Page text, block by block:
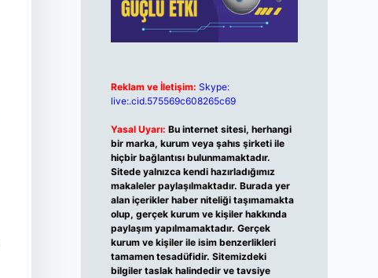
Reklam ve İletişim: Skype:
live:.cid.575569c608265c69
Yasal Uyarı: Bu internet sitesi, herhangi
bir marka, kurum veya şahıs şirketi ile
hiçbir bağlantısı bulunmamaktadır.
Sitede yalnızca kendi hazırladığımız
makaleler paylaşılmaktadır. Burada yer
alan içerikler haber niteliği taşımamakta
olup, gerçek kurum ve kişiler hakkında
paylaşım yapılmamaktadır. Gerçek
kurum ve kişiler ile isim benzerlikleri
tamamen tesadüfidir. Sitemizdeki
bilgiler taslak halindedir ve tavsiye